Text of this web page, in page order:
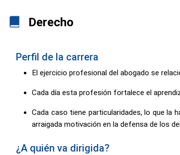
Derecho
Perfil de la carrera
El ejercicio profesional del abogado se
Cada día esta profesión fortalece el
Cada caso tiene particularidades, lo que la
arraigada motivación en la defensa de los
¿A quién va dirigida?